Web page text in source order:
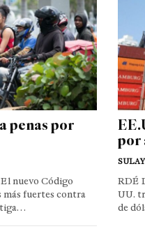
penas por
nuevo Código
más fuertes contra
por
RDÉ
UU.
de